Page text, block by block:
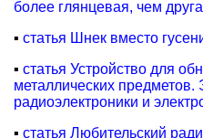
более глянцевая, чем
▪ статья Шнек вместо
▪ статья Устройство для
металлических предметов.
радиоэлектроники и
▪ статья Любительский